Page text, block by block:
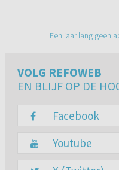
Een jaar lang geen
VOLG REFOWEB
EN BLIJF OP DE
Facebook
Youtube